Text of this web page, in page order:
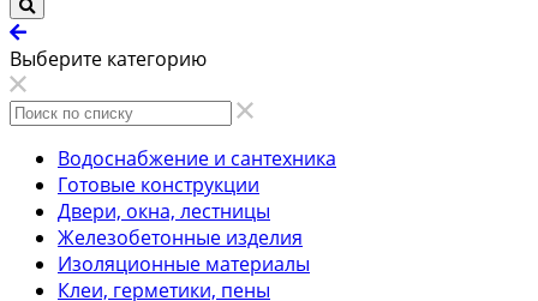
Выберите категорию
Водоснабжение и сантехника
Готовые конструкции
Двери, окна, лестницы
Железобетонные изделия
Изоляционные материалы
Клеи, герметики, пены